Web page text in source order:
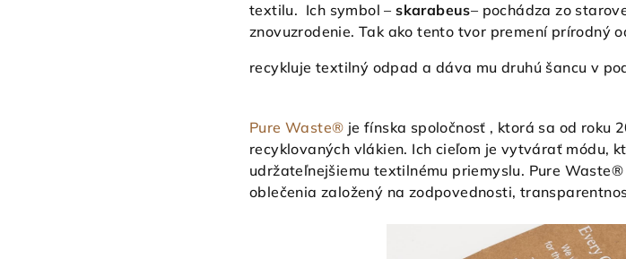
textilu. Ich symbol –skarabeus– pochádza zo
znovuzrodenie. Tak ako tento tvor premení prírodný
recykluje textilný odpad a dáva mu druhú
Pure Waste® je fínska spoločnosť , ktorá sa od roku
recyklovaných vlákien. Ich cieľom je vytvárať módu,
udržateľnejšiemu textilnému priemyslu. Pure
oblečenia založený na zodpovednosti,